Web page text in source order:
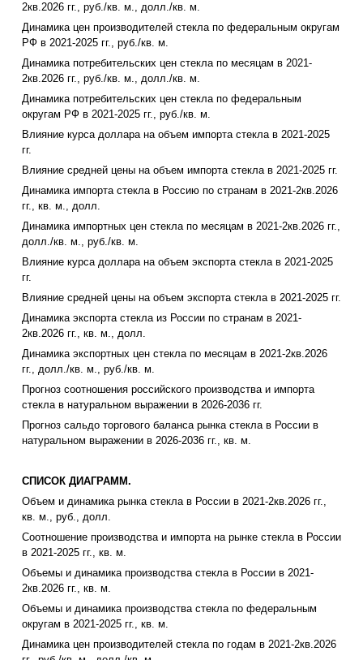
2кв.2026 гг., руб./кв. м., долл./кв. м.
Динамика цен производителей стекла по федеральным округам
РФ в 2021-2025 гг., руб./кв. м.
Динамика потребительских цен стекла по месяцам в 2021-
2кв.2026 гг., руб./кв. м., долл./кв. м.
Динамика потребительских цен стекла по федеральным
округам РФ в 2021-2025 гг., руб./кв. м.
Влияние курса доллара на объем импорта стекла в 2021-2025
гг.
Влияние средней цены на объем импорта стекла в 2021-2025 гг.
Динамика импорта стекла в Россию по странам в 2021-2кв.2026
гг., кв. м., долл.
Динамика импортных цен стекла по месяцам в 2021-2кв.2026 гг.,
долл./кв. м., руб./кв. м.
Влияние курса доллара на объем экспорта стекла в 2021-2025
гг.
Влияние средней цены на объем экспорта стекла в 2021-2025 гг.
Динамика экспорта стекла из России по странам в 2021-
2кв.2026 гг., кв. м., долл.
Динамика экспортных цен стекла по месяцам в 2021-2кв.2026
гг., долл./кв. м., руб./кв. м.
Прогноз соотношения российского производства и импорта
стекла в натуральном выражении в 2026-2036 гг.
Прогноз сальдо торгового баланса рынка стекла в России в
натуральном выражении в 2026-2036 гг., кв. м.
СПИСОК ДИАГРАММ.
Объем и динамика рынка стекла в России в 2021-2кв.2026 гг.,
кв. м., руб., долл.
Соотношение производства и импорта на рынке стекла в России
в 2021-2025 гг., кв. м.
Объемы и динамика производства стекла в России в 2021-
2кв.2026 гг., кв. м.
Объемы и динамика производства стекла по федеральным
округам в 2021-2025 гг., кв. м.
Динамика цен производителей стекла по годам в 2021-2кв.2026